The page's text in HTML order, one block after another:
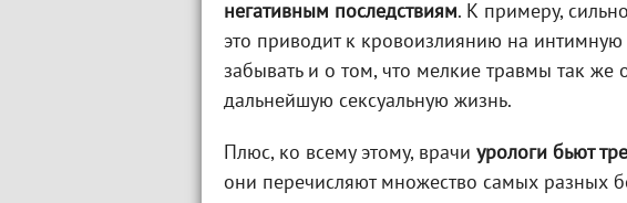
негативным последствиям. К примеру,
это приводит к кровоизлиянию на интимную
забывать и о том, что мелкие травмы так же
дальнейшую сексуальную жизнь.
Плюс, ко всему этому, врачи урологи бьют
они перечисляют множество самых разных